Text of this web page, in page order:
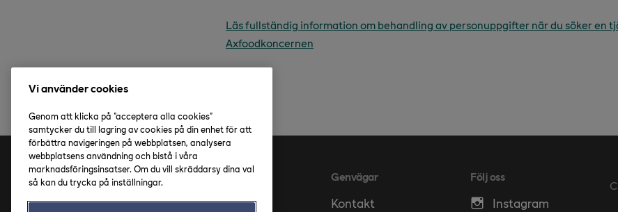
Läs fullständig information om behandling av personuppgifter när du söker en
Axfoodkoncernen
Adress
Axfood AB
Genvägar
Kontakt
Följ oss
Instagram
Vi använder cookies
Genom att klicka på "acceptera alla cookies"
samtycker du till lagring av cookies på din enhet för att
förbättra navigeringen på webbplatsen, analysera
webbplatsens användning och bistå i våra
marknadsföringsinsatser. Om du vill skräddarsy dina val
så kan du trycka på inställningar.